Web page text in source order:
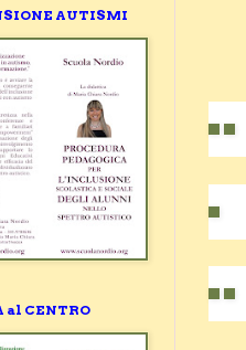
AUTISMI
CENTRO